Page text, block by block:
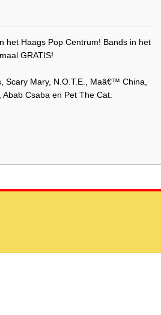
het Haags Pop Centrum! Bands in het
GRATIS!
Scary Mary, N.O.T.E., Maâ€™ China,
Csaba en Pet The Cat.